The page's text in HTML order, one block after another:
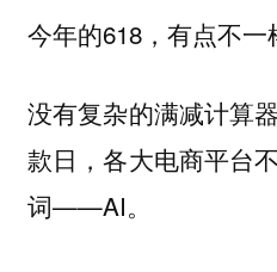
今年的618，有点不一
没有复杂的满减计算
款日，各大电商平台
词——AI。